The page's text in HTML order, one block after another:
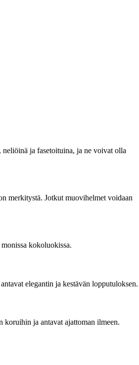
ja fasetoituina, ja ne voivat olla
merkitystä. Jotkut muovihelmet voidaan
kokoluokissa.
elegantin ja kestävän lopputuloksen.
koruihin ja antavat ajattoman ilmeen.